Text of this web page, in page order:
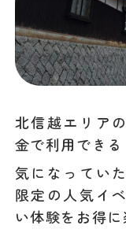
北信越エリア
金で利用できる
気になってい
限定の人気イ
い体験をお得に